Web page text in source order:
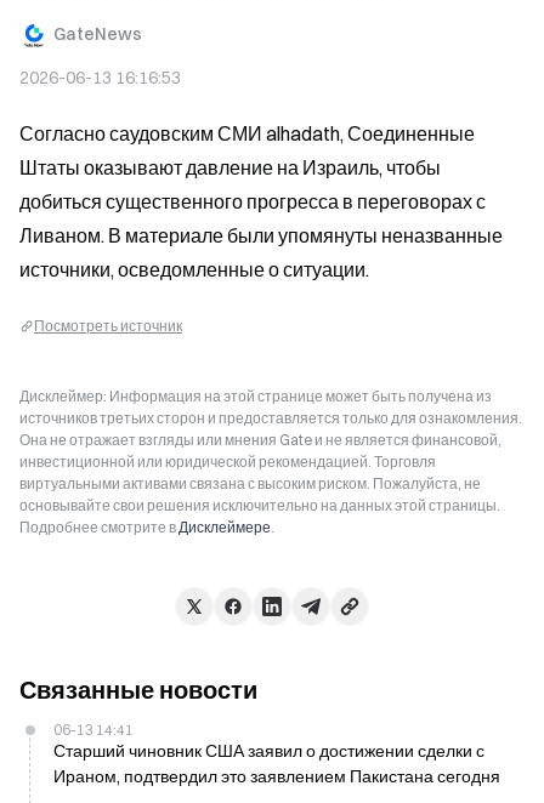
GateNews
2026-06-13 16:16:53
Согласно саудовским СМИ alhadath, Соединенные
Штаты оказывают давление на Израиль, чтобы
добиться существенного прогресса в переговорах с
Ливаном. В материале были упомянуты неназванные
источники, осведомленные о ситуации.
Посмотреть источник
Дисклеймер: Информация на этой странице может быть получена из
источников третьих сторон и предоставляется только для ознакомления.
Она не отражает взгляды или мнения Gate и не является финансовой,
инвестиционной или юридической рекомендацией. Торговля
виртуальными активами связана с высоким риском. Пожалуйста, не
основывайте свои решения исключительно на данных этой страницы.
Подробнее смотрите вДисклеймере.
Связанные новости
06-13 14:41
Старший чиновник США заявил о достижении сделки с
Ираном, подтвердил это заявлением Пакистана сегодня